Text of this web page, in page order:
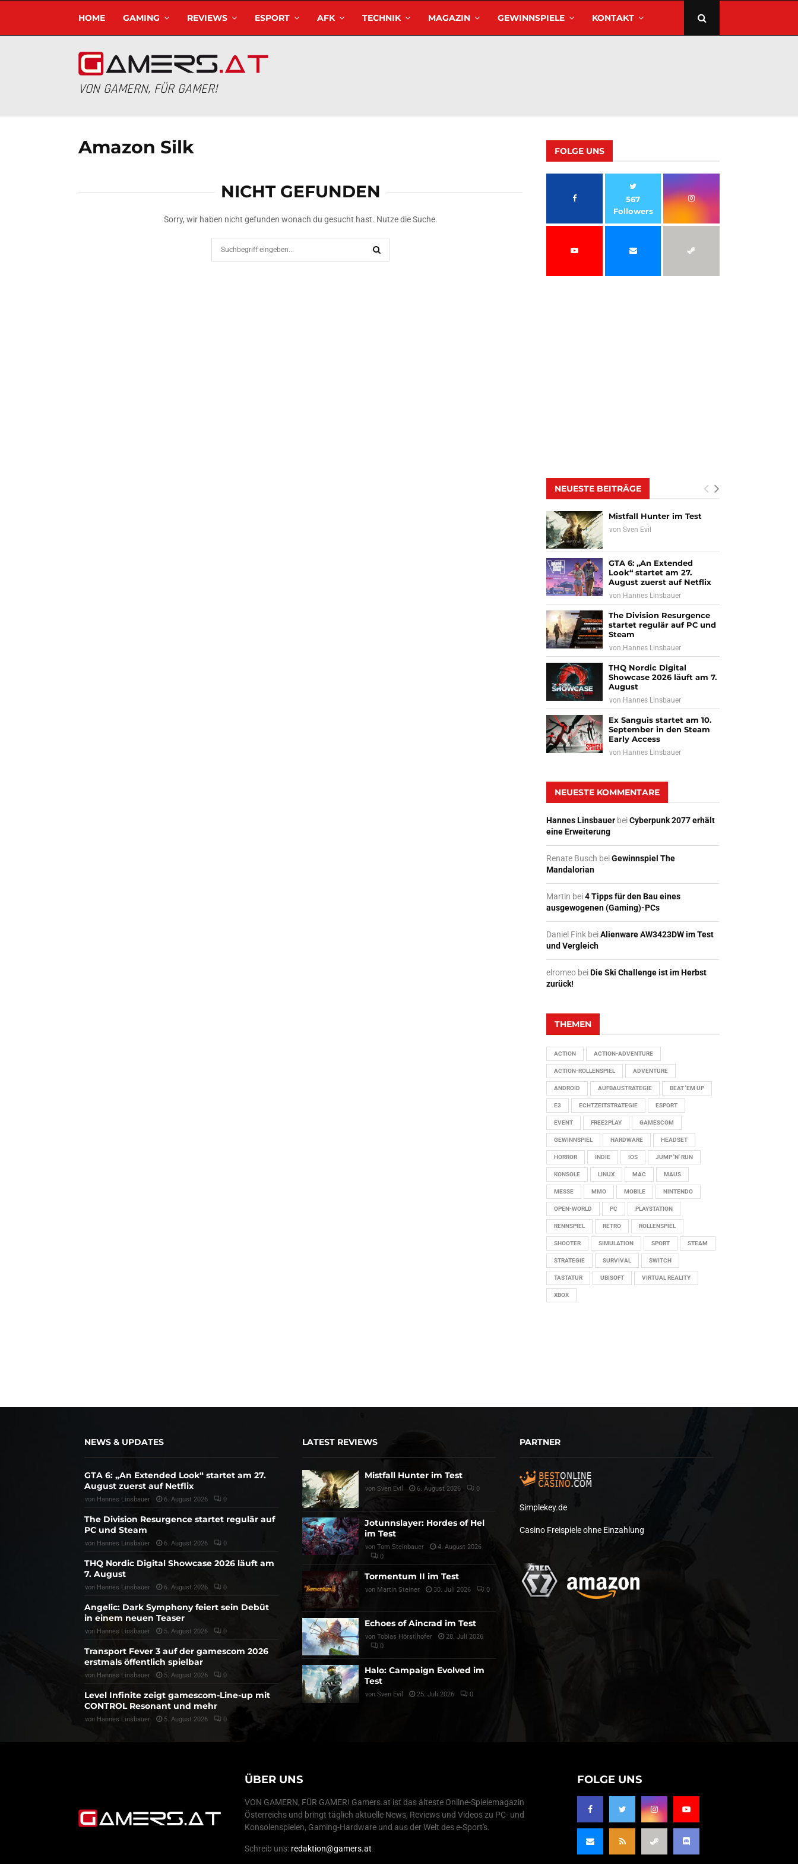
HOME GAMING REVIEWS ESPORT AFK TECHNIK MAGAZIN GEWINNSPIELE KONTAKT
VON GAMERN, FÜR GAMER!
Amazon Silk
NICHT GEFUNDEN
Sorry, wir haben nicht gefunden wonach du gesucht hast. Nutze die Suche.
FOLGE UNS
567
Followers
NEUESTE BEITRÄGE
Mistfall Hunter im Test
vonSven Evil
GTA 6: „An Extended
Look“ startet am 27.
August zuerst auf Netflix
von Hannes Linsbauer
The Division Resurgence
startet regulär auf PC und
Steam
von Hannes Linsbauer
THQ Nordic Digital
Showcase 2026 läuft am 7.
August
von Hannes Linsbauer
Ex Sanguis startet am 10.
September in den Steam
Early Access
von Hannes Linsbauer
NEUESTE KOMMENTARE
Hannes Linsbauer beiCyberpunk 2077 erhält
eine Erweiterung
Renate Busch beiGewinnspiel The
Mandalorian
Martin bei4 Tipps für den Bau eines
ausgewogenen (Gaming)-PCs
Daniel Fink beiAlienware AW3423DW im Test
und Vergleich
elromeo beiDie Ski Challenge ist im Herbst
zurück!
THEMEN
ACTION ACTION-ADVENTURE
ACTION-ROLLENSPIEL ADVENTURE
ANDROID AUFBAUSTRATEGIE BEAT 'EM UP
E3 ECHTZEITSTRATEGIE ESPORT
EVENT FREE2PLAY GAMESCOM
GEWINNSPIEL HARDWARE HEADSET
HORROR INDIE IOS JUMP 'N' RUN
KONSOLE LINUX MAC MAUS
MESSE MMO MOBILE NINTENDO
OPEN-WORLD PC PLAYSTATION
RENNSPIEL RETRO ROLLENSPIEL
SHOOTER SIMULATION SPORT STEAM
STRATEGIE SURVIVAL SWITCH
TASTATUR UBISOFT VIRTUAL REALITY
XBOX
NEWS & UPDATES
GTA 6: „An Extended Look“ startet am 27.
August zuerst auf Netflix
von Hannes Linsbauer 6. August 2026 0
The Division Resurgence startet regulär auf
PC und Steam
von Hannes Linsbauer 6. August 2026 0
THQ Nordic Digital Showcase 2026 läuft am
7. August
von Hannes Linsbauer 6. August 2026 0
Angelic: Dark Symphony feiert sein Debüt
in einem neuen Teaser
von Hannes Linsbauer 5. August 2026 0
Transport Fever 3 auf der gamescom 2026
erstmals öffentlich spielbar
von Hannes Linsbauer 5. August 2026 0
Level Infinite zeigt gamescom-Line-up mit
CONTROL Resonant und mehr
von Hannes Linsbauer 5. August 2026 0
LATEST REVIEWS
Mistfall Hunter im Test
von Sven Evil 6. August 2026 0
Jotunnslayer: Hordes of Hel
im Test
von Tom Steinbauer
4. August 2026
0
Tormentum II im Test
von Martin Steiner 30. Juli 2026 0
Echoes of Aincrad im Test
von Tobias Hörstlhofer
28. Juli 2026
0
Halo: Campaign Evolved im
Test
von Sven Evil 25. Juli 2026 0
PARTNER
Simplekey.de
Casino Freispiele ohne Einzahlung
ÜBER UNS
VON GAMERN, FÜR GAMER! Gamers.at ist das älteste Online-Spielemagazin
Österreichs und bringt täglich aktuelle News, Reviews und Videos zu PC- und
Konsolenspielen, Gaming-Hardware und aus der Welt des e-Sport's.
Schreib uns: redaktion@gamers.at
FOLGE UNS